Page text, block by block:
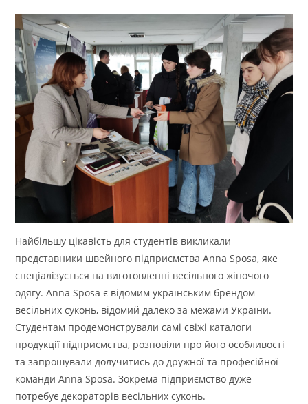
Найбільшу цікавість для студентів викликали
представники швейного підприємства Anna Sposа, яке
спеціалізується на виготовленні весільного жіночого
одягу. Anna Sposa є відомим українським брендом
весільних суконь, відомий далеко за межами України.
Студентам продемонстрували самі свіжі каталоги
продукції підприємства, розповіли про його особливості
та запрошували долучитись до дружної та професійної
команди Anna Sposa. Зокрема підприємство дуже
потребує декораторів весільних суконь.